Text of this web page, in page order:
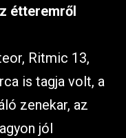
étteremről
Ritmic 13,
is tagja volt, a
zenekar, az
jól